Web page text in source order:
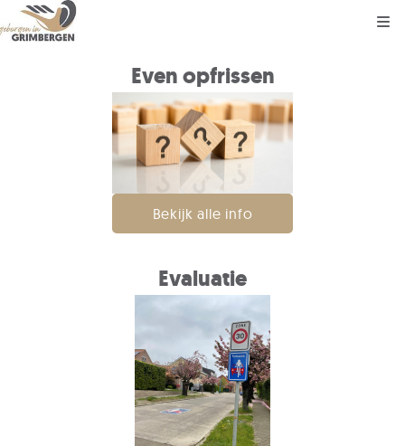
Even opfrissen
Bekijk alle info
Evaluatie